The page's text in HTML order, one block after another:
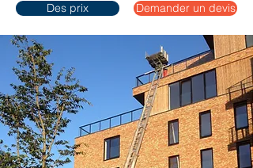
Des prix Demander un devis